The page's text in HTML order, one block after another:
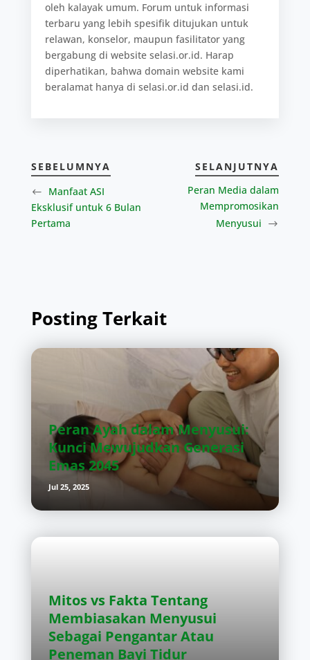
oleh kalayak umum. Forum untuk informasi
terbaru yang lebih spesifik ditujukan untuk
relawan, konselor, maupun fasilitator yang
bergabung di website selasi.or.id. Harap
diperhatikan, bahwa domain website kami
beralamat hanya di selasi.or.id dan selasi.id.
SEBELUMNYA
Manfaat ASI
Eksklusif untuk 6 Bulan
Pertama
SELANJUTNYA
Peran Media dalam
Mempromosikan
Menyusui
Posting Terkait
Peran Ayah dalam Menyusui:
Kunci Mewujudkan Generasi
Emas 2045
Jul 25, 2025
Mitos vs Fakta Tentang
Membiasakan Menyusui
Sebagai Pengantar Atau
Peneman Bayi Tidur